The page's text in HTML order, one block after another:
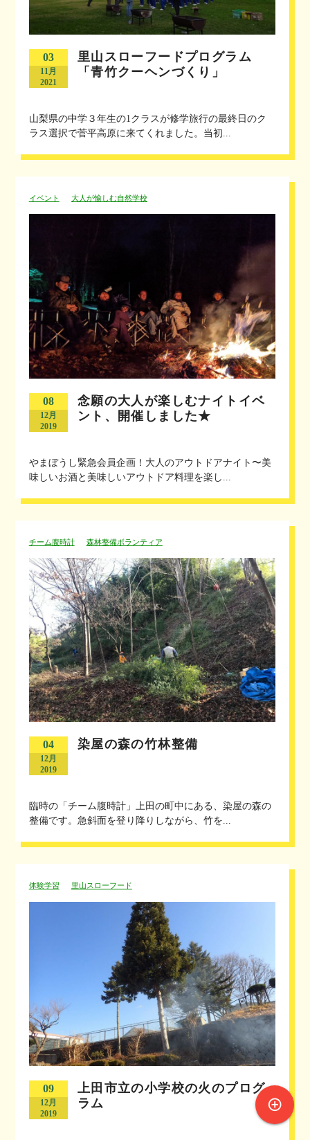
03
11月
2021
里山スローフードプログラム
「青竹クーヘンづくり」
山梨県の中学３年生の1クラスが修学旅行の最終日のク
ラス選択で菅平高原に来てくれました。当初...
イベント 大人が愉しむ自然学校
08
12月
2019
念願の大人が楽しむナイトイベ
ント、開催しました★
やまぼうし緊急会員企画！大人のアウトドアナイト〜美
味しいお酒と美味しいアウトドア料理を楽し...
チーム腹時計 森林整備ボランティア
04
12月
2019
染屋の森の竹林整備
臨時の「チーム腹時計」上田の町中にある、染屋の森の
整備です。急斜面を登り降りしながら、竹を...
体験学習 里山スローフード
09
12月
2019
上田市立の小学校の火のプログ
ラム
control_point